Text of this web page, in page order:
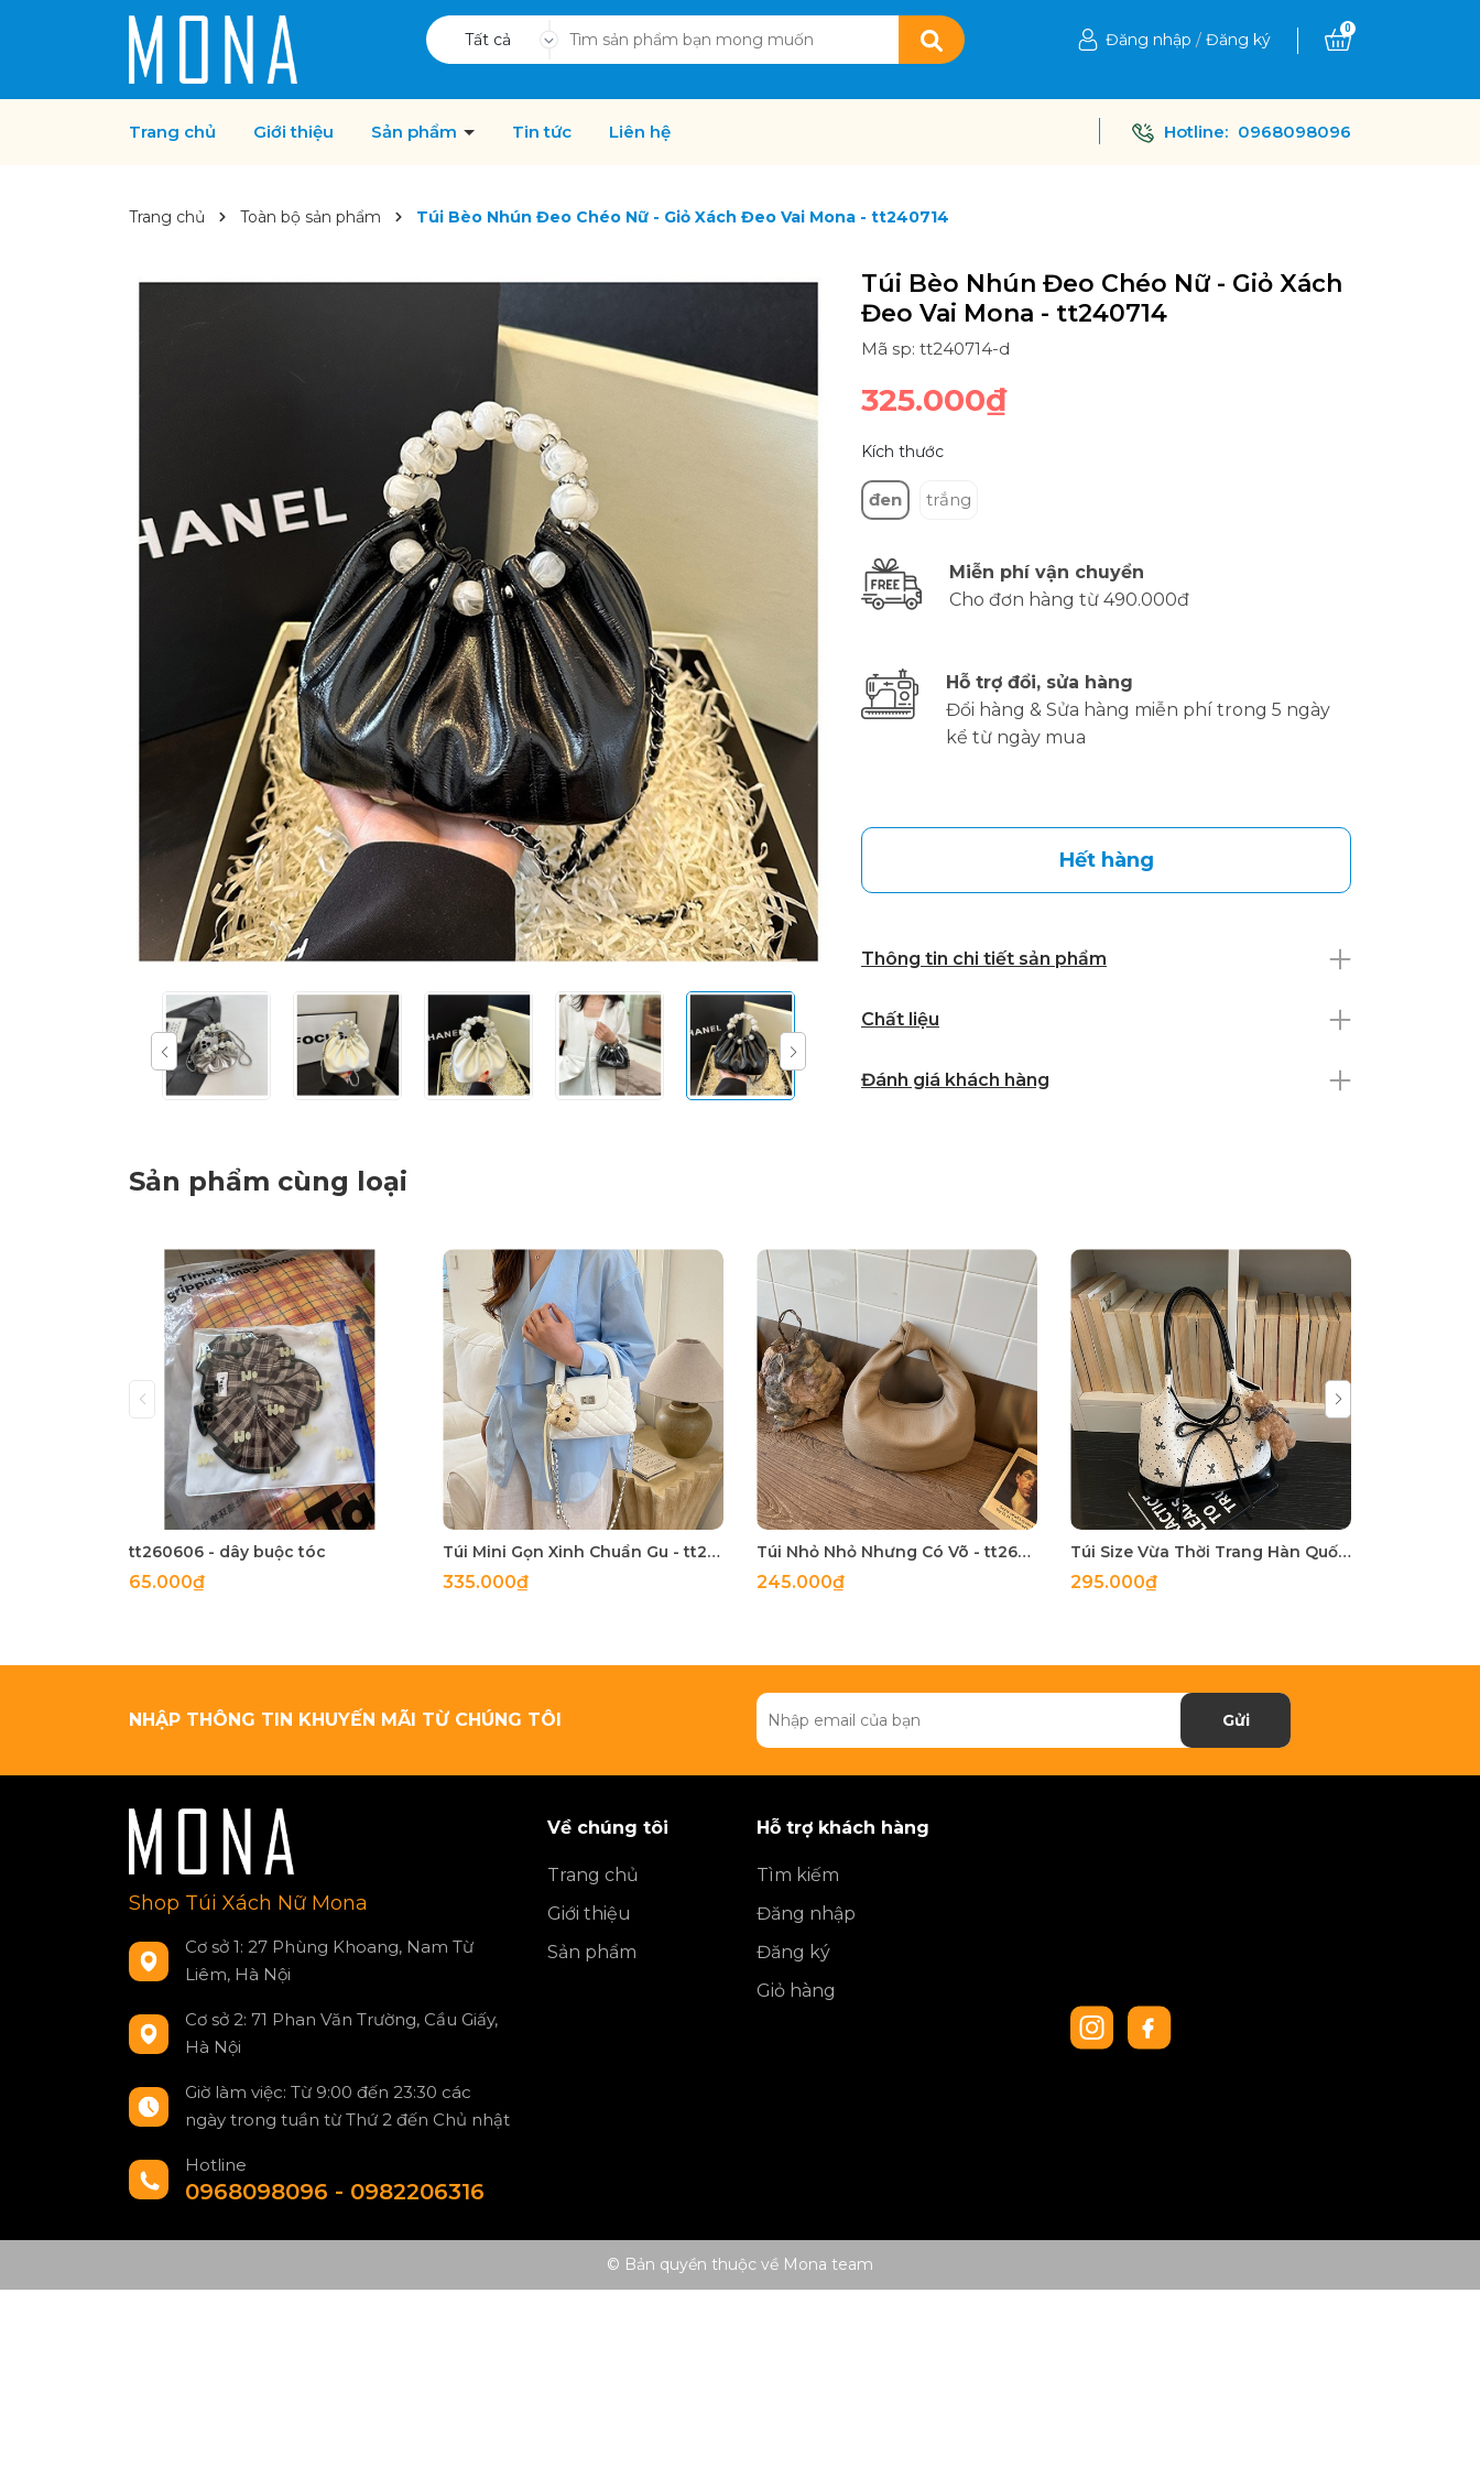
Tất cả Đăng nhập / Đăng ký
0
Trang chủ Giới thiệu Sản phẩm Tin tức Liên hệ Hotline: 0968098096
Trang chủ Toàn bộ sản phẩm Túi Bèo Nhún Đeo Chéo Nữ - Giỏ Xách Đeo Vai Mona - tt240714
Túi Bèo Nhún Đeo Chéo Nữ - Giỏ Xách
Đeo Vai Mona - tt240714
Mã sp: tt240714-d
325.000₫
Kích thước
đen trắng
Miễn phí vận chuyển
Cho đơn hàng từ 490.000đ
Hỗ trợ đổi, sửa hàng
Đổi hàng & Sửa hàng miễn phí trong 5 ngày
kể từ ngày mua
Hết hàng
Thông tin chi tiết sản phẩm
Chất liệu
Đánh giá khách hàng
Sản phẩm cùng loại
tt260606 - dây buộc tóc
65.000₫
Túi Mini Gọn Xinh Chuẩn Gu - tt260518
335.000₫
Túi Nhỏ Nhỏ Nhưng Có Võ - tt260515
245.000₫
Túi Size Vừa Thời Trang Hàn Quốc - tt260513
295.000₫
NHẬP THÔNG TIN KHUYẾN MÃI TỪ CHÚNG TÔI Gửi
Shop Túi Xách Nữ Mona
Cơ sở 1: 27 Phùng Khoang, Nam Từ
Liêm, Hà Nội
Cơ sở 2: 71 Phan Văn Trường, Cầu Giấy,
Hà Nội
Giờ làm việc: Từ 9:00 đến 23:30 các
ngày trong tuần từ Thứ 2 đến Chủ nhật
Hotline
0968098096 - 0982206316
Về chúng tôi
Trang chủ
Giới thiệu
Sản phẩm
Hỗ trợ khách hàng
Tìm kiếm
Đăng nhập
Đăng ký
Giỏ hàng
© Bản quyền thuộc về Mona team